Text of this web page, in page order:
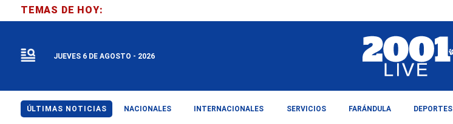
TEMAS DE HOY:
JUEVES 6 DE AGOSTO - 2026
ÚLTIMAS NOTICIAS NACIONALES INTERNACIONALES SERVICIOS FARÁNDULA DEPORTES